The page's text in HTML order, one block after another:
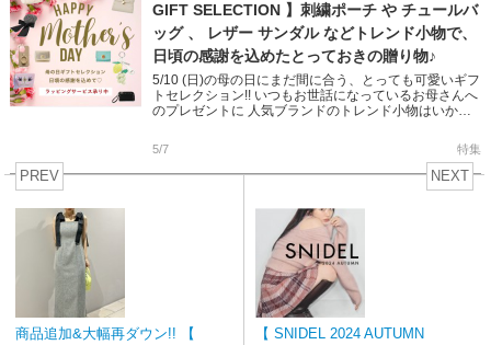
GIFT SELECTION 】刺繍ポーチ や チュールバ
ッグ 、 レザー サンダル などトレンド小物で、
日頃の感謝を込めたとっておきの贈り物♪
5/10 (日)の母の日にまだ間に合う、とっても可愛いギフ
トセレクション!! いつもお世話になっているお母さんへ
のプレゼントに 人気ブランドのトレンド小物はいかが
ンダル […]
5/7 特集
PREV
商品追加&大幅再ダウン!! 【
NEXT
【 SNIDEL 2024 AUTUMN